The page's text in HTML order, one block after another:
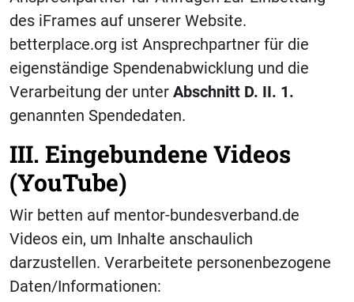
des iFrames auf unserer Website.
betterplace.org ist Ansprechpartner für die
eigenständige Spendenabwicklung und die
Verarbeitung der unter Abschnitt D. II. 1.
genannten Spendedaten.
III. Eingebundene Videos
(YouTube)
Wir betten auf mentor-bundesverband.de
Videos ein, um Inhalte anschaulich
darzustellen. Verarbeitete personenbezogene
Daten/Informationen: